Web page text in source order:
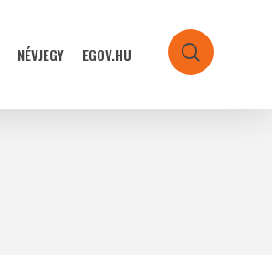
NÉVJEGY EGOV.HU search